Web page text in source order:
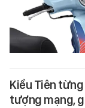
Kiều Tiên
tượng mạng,